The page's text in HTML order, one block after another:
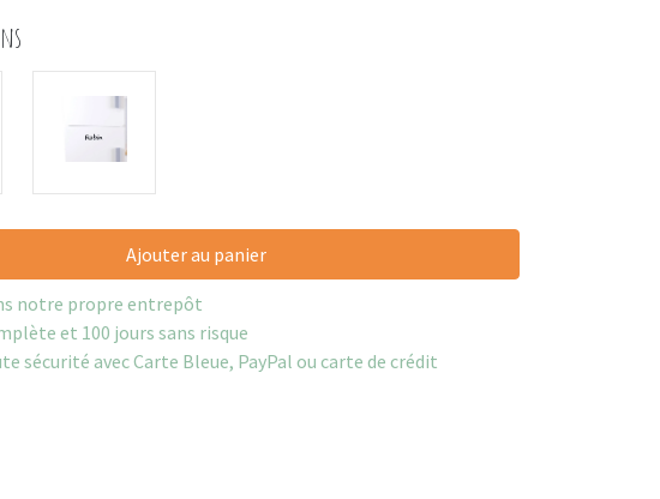
Ajouter au panier
notre propre entrepôt
et 100 jours sans risque
sécurité avec Carte Bleue, PayPal ou carte de crédit